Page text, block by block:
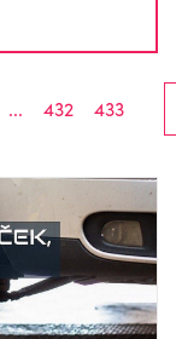
... 432 433